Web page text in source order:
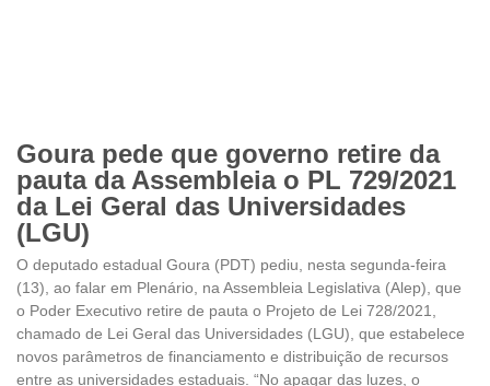
Goura pede que governo retire da
pauta da Assembleia o PL 729/2021
da Lei Geral das Universidades
(LGU)
O deputado estadual Goura (PDT) pediu, nesta segunda-feira
(13), ao falar em Plenário, na Assembleia Legislativa (Alep), que
o Poder Executivo retire de pauta o Projeto de Lei 728/2021,
chamado de Lei Geral das Universidades (LGU), que estabelece
novos parâmetros de financiamento e distribuição de recursos
entre as universidades estaduais. “No apagar das luzes, o